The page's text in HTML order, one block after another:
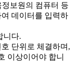
보원의 컴퓨터 등
데이터를 입력하
니다.
단위로 체결하며,
이상이어야 합니